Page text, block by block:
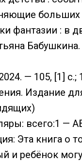
больших
фантазии : в
— 105, [1] с.;
Издание
всего:1 —
Эта книга о
и ребёнок